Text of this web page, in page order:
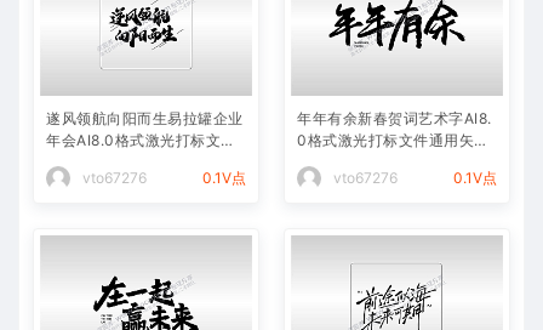
遂风领航向阳而生易拉罐企业
年会AI8.0格式激光打标文件
vto67276
0.1V点
年年有余新春贺词艺术字AI8.
0格式激光打标文件通用矢量
vto67276
0.1V点